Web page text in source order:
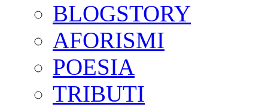
BLOGSTORY
AFORISMI
POESIA
TRIBUTI